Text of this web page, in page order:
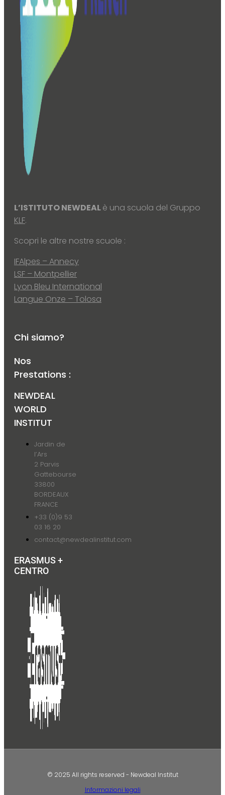
L’ISTITUTO NEWDEALè una scuola del Gruppo
KLF.
Scopri le altre nostre scuole :
IFAlpes – Annecy
LSF – Montpellier
Lyon Bleu International
Langue Onze – Tolosa
Chi siamo?
Nos
Prestations :
NEWDEAL
WORLD
INSTITUT
Jardin de
l’Ars
2 Parvis
Gattebourse
33800
BORDEAUX
FRANCE
+33 (0)9 53
03 16 20
contact@newdealinstitut.com
ERASMUS +
CENTRO
© 2025 All rights reserved - Newdeal Institut
Informazioni legali